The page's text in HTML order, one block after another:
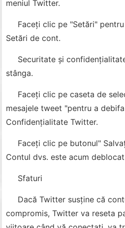
meniul Twitter.
Faceți clic pe "Setări"
Setări de cont.
Securitate și
stânga.
Faceți clic pe caseta de
mesajele tweet "pentru a
Confidențialitate Twitter.
Faceți clic pe butonul"
Contul dvs. este acum
Sfaturi
Dacă Twitter susține că
compromis, Twitter va reseta